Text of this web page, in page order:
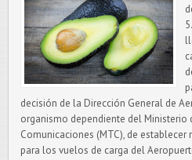
decisión de la Dirección General de
organismo dependiente del Ministerio
Comunicaciones (MTC), de
para los vuelos de carga del